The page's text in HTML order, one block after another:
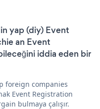
yap (diy) Event
an Event
iddia eden bir
foreign companies
Event Registration
bulmaya çalışır.